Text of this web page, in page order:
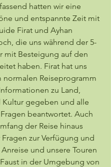
hatten wir eine
und entspannte Zeit mit
Firat und Ayhan
die uns während der 5-
mit Besteigung auf den
haben. Firat hat uns
normalen Reiseprogramm
zu Land,
Kultur gegeben und alle
beantwortet. Auch
der Reise hinaus
zur Verfügung und
und unsere Touren
in der Umgebung von